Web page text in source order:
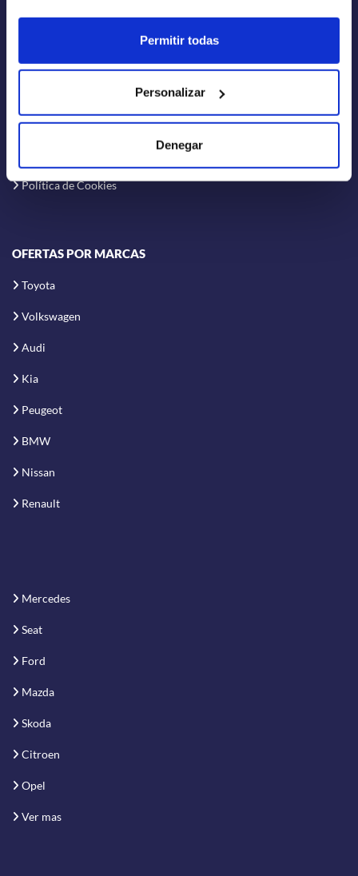
Permitir todas
Personalizar
Denegar
FAQs
Calculadora de Renting
Aviso Legal
Política de Cookies
OFERTAS POR MARCAS
Toyota
Volkswagen
Audi
Kia
Peugeot
BMW
Nissan
Renault
Mercedes
Seat
Ford
Mazda
Skoda
Citroen
Opel
Ver mas